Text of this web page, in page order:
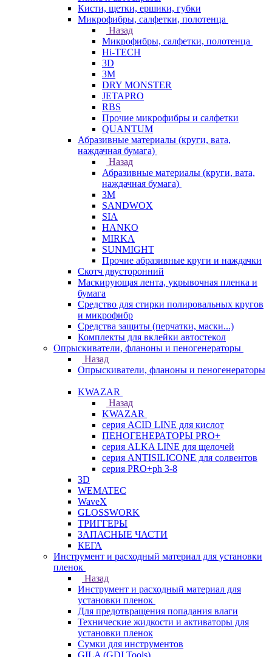
Кисти, щетки, ершики, губки
Микрофибры, салфетки, полотенца
Назад
Микрофибры, салфетки, полотенца
Hi-TECH
3D
3М
DRY MONSTER
JETAPRO
RBS
Прочие микрофибры и салфетки
QUANTUM
Абразивные материалы (круги, вата,
наждачная бумага)
Назад
Абразивные материалы (круги, вата,
наждачная бумага)
3М
SANDWOX
SIA
HANKO
MIRKA
SUNMIGHT
Прочие абразивные круги и наждачки
Скотч двусторонний
Маскирующая лента, укрывочная пленка и
бумага
Средство для стирки полировальных кругов
и микрофибр
Средства защиты (перчатки, маски...)
Комплекты для вклейки автостекол
Опрыскиватели, фланоны и пеногенераторы
Назад
Опрыскиватели, фланоны и пеногенераторы
KWAZAR
Назад
KWAZAR
серия ACID LINE для кислот
ПЕНОГЕНЕРАТОРЫ PRO+
серия ALKA LINE для щелочей
серия ANTISILICONE для солвентов
серия PRO+ph 3-8
3D
WEMATEC
WaveX
GLOSSWORK
ТРИГГЕРЫ
ЗАПАСНЫЕ ЧАСТИ
КЕГА
Инструмент и расходный материал для установки
пленок
Назад
Инструмент и расходный материал для
установки пленок
Для предотвращения попадания влаги
Технические жидкости и активаторы для
установки пленок
Сумки для инструментов
GILA (GDI Tools)